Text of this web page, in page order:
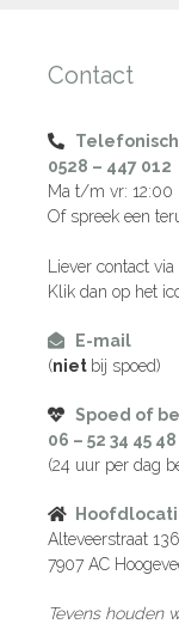
Contact
0528 – 447 012
Ma t/m vr: 12:00
Of spreek een
Liever contact via
Klik dan op het
E-mail
(niet bij spoed)
Spoed of
06 – 52 34 45 48
(24 uur per dag
Alteveerstraat 136
7907 AC
Tevens houden